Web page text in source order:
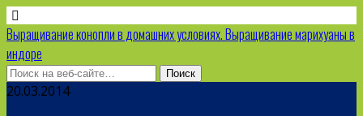
Выращивание конопли в домашних условиях. Выращивание марихуаны в
индоре
20.03.2014